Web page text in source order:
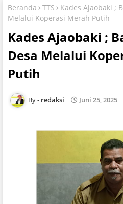
Beranda TTS
Kades Ajaobaki ;
Melalui Koperasi Merah Putih
Kades Ajaobaki ;
Desa Melalui
Putih
redaksi Juni 25, 2025